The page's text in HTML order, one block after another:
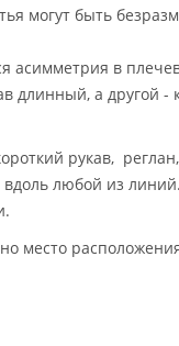
могут быть
асимметрия в
длинный, а другой
рукав,
любой из
место